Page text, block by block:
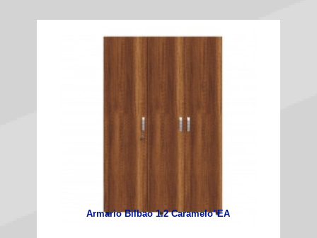
Armario Bilbao 1.2 Caramelo"EA